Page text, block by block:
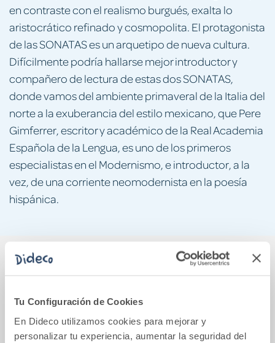
Tu Configuración de Cookies
En Dideco utilizamos cookies para mejorar y
personalizar tu experiencia, aumentar la seguridad del
en contraste con el realismo burgués, exalta lo
aristocrático refinado y cosmopolita. El protagonista
de las SONATAS es un arquetipo de nueva cultura.
Difícilmente podría hallarse mejor introductor y
compañero de lectura de estas dos SONATAS,
donde vamos del ambiente primaveral de la Italia del
norte a la exuberancia del estilo mexicano, que Pere
Gimferrer, escritor y académico de la Real Academia
Española de la Lengua, es uno de los primeros
especialistas en el Modernismo, e introductor, a la
vez, de una corriente neomodernista en la poesía
hispánica.
También podría gustarte...